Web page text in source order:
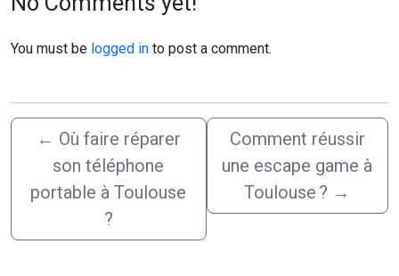
You must be logged in to post a comment.
← Où faire réparer
son téléphone
portable à Toulouse
?
Comment réussir
une escape game à
Toulouse ? →